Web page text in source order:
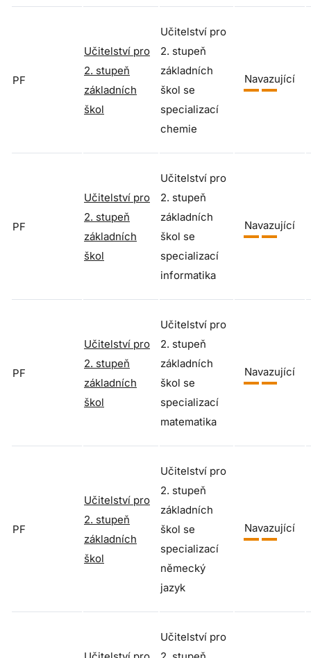
PF
Učitelství pro
2. stupeň
základních
škol
Učitelství pro
2. stupeň
základních
škol se
specializací
chemie
Navazující
PF
Učitelství pro
2. stupeň
základních
škol
Učitelství pro
2. stupeň
základních
škol se
specializací
informatika
Navazující
PF
Učitelství pro
2. stupeň
základních
škol
Učitelství pro
2. stupeň
základních
škol se
specializací
matematika
Navazující
PF
Učitelství pro
2. stupeň
základních
škol
Učitelství pro
2. stupeň
základních
škol se
specializací
německý
jazyk
Navazující
Učitelství pro